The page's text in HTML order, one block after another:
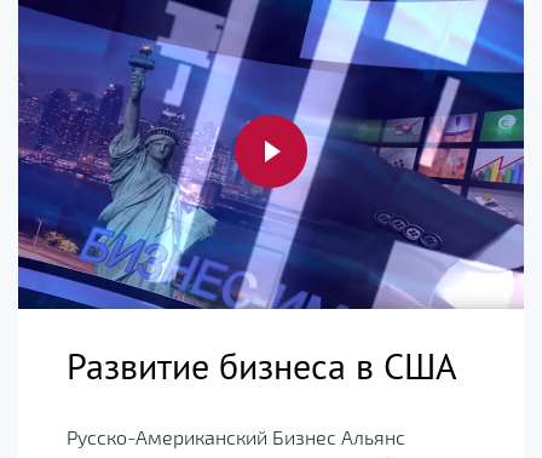
Развитие бизнеса в США
Русско-Американский Бизнес Альянс